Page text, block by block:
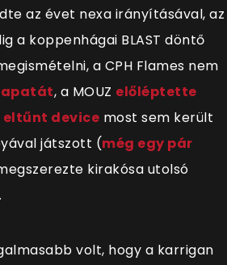
az évet nexa irányításával, az
a koppenhágai BLAST döntő
a CPH Flames nem
, a MOUZ előléptette
eltűnt device most sem került
játszott (még egy pár
kirakósa utolsó
volt, hogy a karrigan